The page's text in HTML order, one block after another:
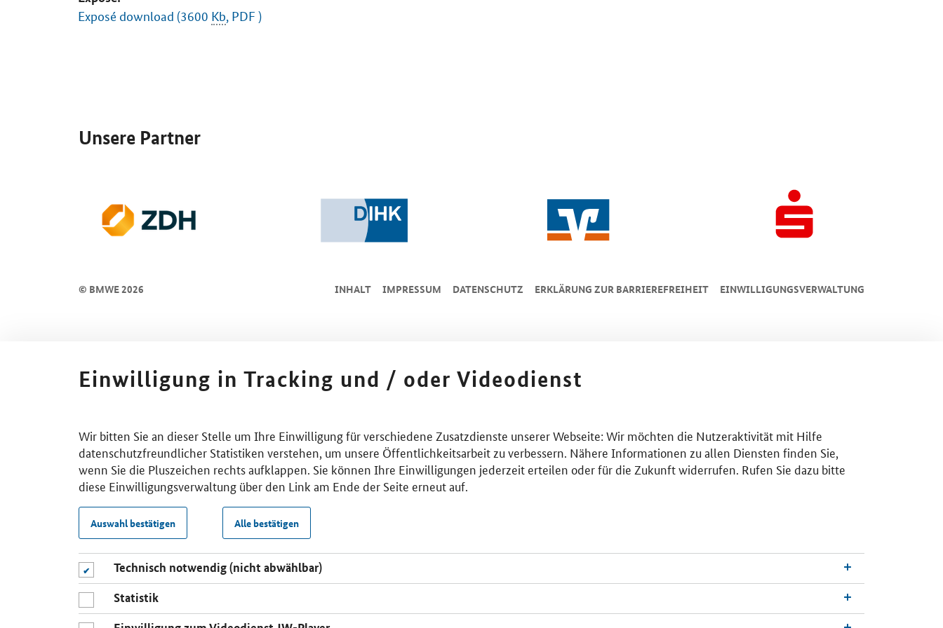
Exposé download (3600 Kb , PDF )
Unsere Partner
© BMWE 2026 INHALT IMPRESSUM DA­TEN­SCHUTZ ERKLÄRUNG ZUR BARRIEREFREIHEIT EINWILLIGUNGSVERWALTUNG
Einwilligung in Tracking und / oder Videodienst
Wir bitten Sie an dieser Stelle um Ihre Einwilligung für verschiedene Zusatzdienste unserer Webseite: Wir möchten die Nutzeraktivität mit Hilfe
datenschutzfreundlicher Statistiken verstehen, um unsere Öffentlichkeitsarbeit zu verbessern. Nähere Informationen zu allen Diensten finden Sie,
wenn Sie die Pluszeichen rechts aufklappen. Sie können Ihre Einwilligungen jederzeit erteilen oder für die Zukunft widerrufen. Rufen Sie dazu bitte
diese Einwilligungsverwaltung über den Link am Ende der Seite erneut auf.
Auswahl bestätigen Alle bestätigen
Technisch notwendig (nicht abwählbar)
Statistik